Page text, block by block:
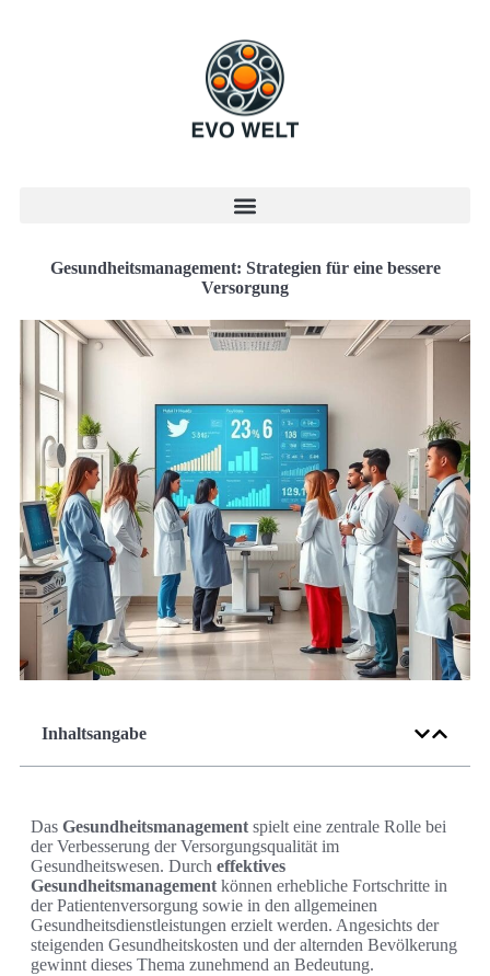
Gesundheitsmanagement: Strategien für eine bessere
Versorgung
Inhaltsangabe
Das Gesundheitsmanagement spielt eine zentrale Rolle bei
der Verbesserung der Versorgungsqualität im
Gesundheitswesen. Durch effektives
Gesundheitsmanagement können erhebliche Fortschritte in
der Patientenversorgung sowie in den allgemeinen
Gesundheitsdienstleistungen erzielt werden. Angesichts der
steigenden Gesundheitskosten und der alternden Bevölkerung
gewinnt dieses Thema zunehmend an Bedeutung.